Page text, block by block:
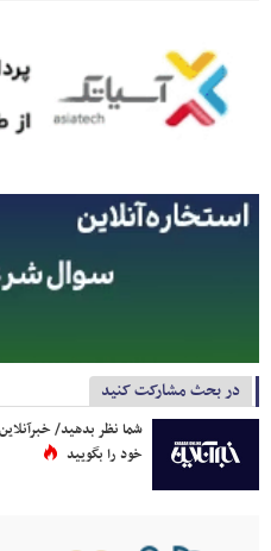
در بحث مشارکت کنید
شما نظر بدهید/
خود را بگویید